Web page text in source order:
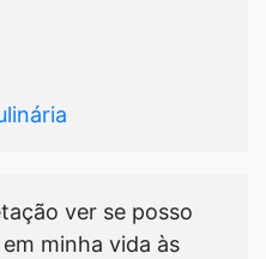
ver se posso
minha vida às